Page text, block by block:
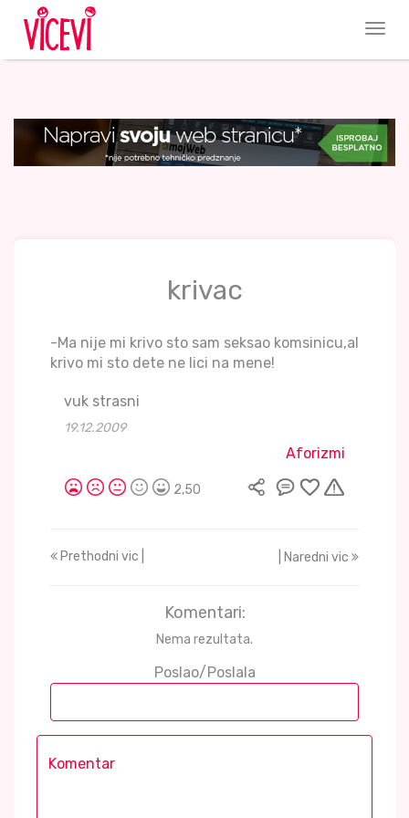
krivac
-Ma nije mi krivo sto sam seksao komsinicu,al
krivo mi sto dete ne lici na mene!
vuk strasni
19.12.2009
Aforizmi
2,50
Prethodni vic | | Naredni vic
Komentari:
Nema rezultata.
Poslao/Poslala